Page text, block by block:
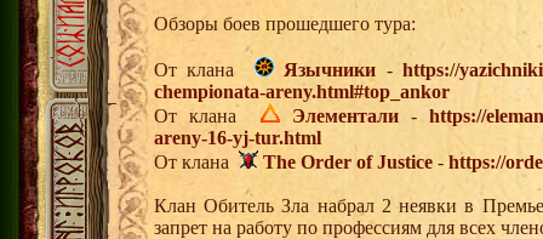
Обзоры боев прошедшего тура:
От клана Язычники -https://
chempionata-areny.html#top_ankor
От клана
Элементали - https://
areny-16-yj-tur.html
От клана
The Order of Justice - https://
Клан Обитель Зла набрал 2 неявки в
запрет на работу по профессиям для всех